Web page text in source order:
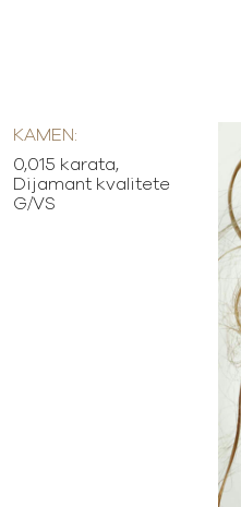
KAMEN:
0,015 karata,
Dijamant kvalitete
G/VS